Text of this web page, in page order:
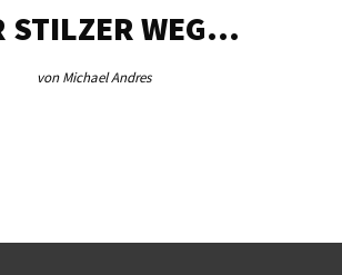
WEG…
Andres